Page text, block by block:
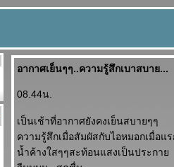
อากาศเย็นๆๆ..ความรู้สึกเบาสบาย...
08.44น.
เป็นเช้าที่อากาศยังคงเย็นสบายๆๆ
ความรู้สึกเมื่อสัมผัสกับไอหมอกเมื่อแร
น้ำค้างใสๆๆสะท้อนแสงเป็นประกา